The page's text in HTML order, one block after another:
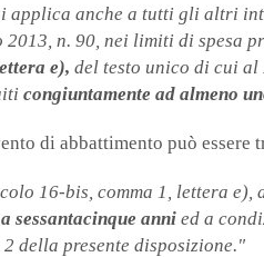
applica anche a tutti gli altri
n. 90, nei limiti di
e), del testo unico di cui al
congiuntamente ad almeno
di abbattimento può essere
16-bis, comma 1, lettera e),
sessantacinque anni ed a
della presente disposizione."